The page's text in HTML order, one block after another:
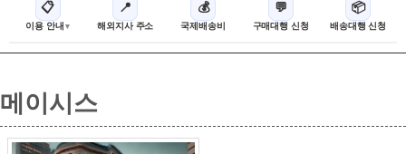
📋
이용 안내
📍
해외지사 주소
💰
국제배송비
💬
구매대행 신청
📦
배송대행 신청
메이시스